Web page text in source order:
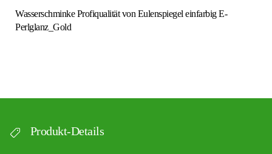
Wasserschminke Profiqualität von Eulenspiegel einfarbig E-
Perlglanz_Gold
Produkt-Details